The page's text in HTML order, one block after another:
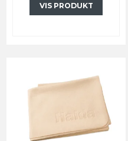
VIS PRODUKT